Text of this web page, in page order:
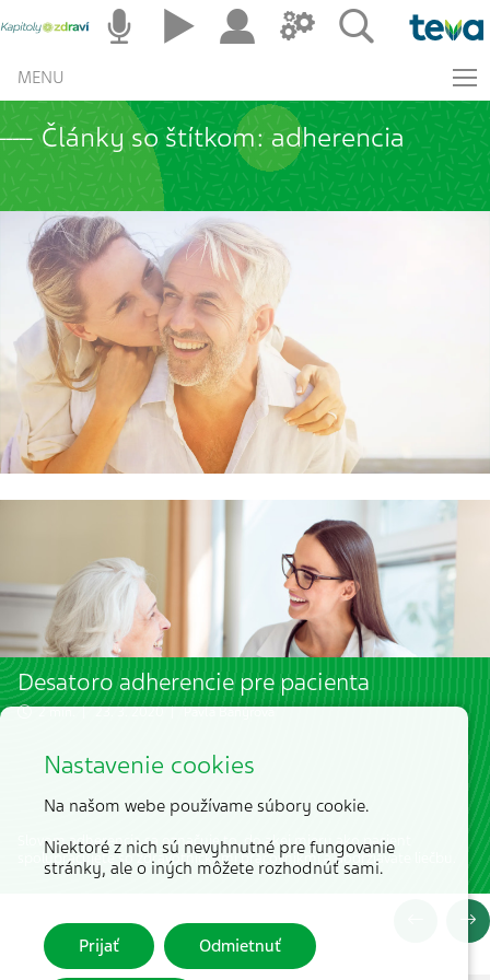
MENU
Články so štítkom: adherencia
Desatoro adherencie pre pacienta
2 min. | 23. 3. 2020 |Pavla Banýrová
Slovom adherencia sa označuje to, do akej miery ako pacient
spolupracujete so zdravotníckymi pracovníkmi a dodržiavate liečbu.
Nastavenie cookies
Na našom webe používame súbory cookie.
Niektoré z nich sú nevyhnutné pre fungovanie
stránky, ale o iných môžete rozhodnúť sami.
Prijať Odmietnuť